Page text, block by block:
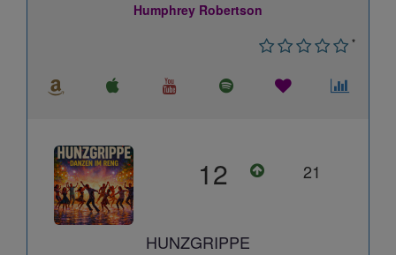
Humphrey Robertson
*
12 21
HUNZGRIPPE